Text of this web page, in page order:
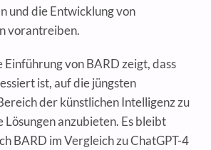
und die Entwicklung von
vorantreiben.
von BARD zeigt, dass
ist, auf die jüngsten
der künstlichen Intelligenz zu
Lösungen anzubieten. Es bleibt
BARD im Vergleich zu ChatGPT-4